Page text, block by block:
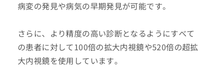
病変の発見や病気の早期発見が可能です。
さらに、より精度の高い診断となるようにすべて
の患者に対して100倍の拡大内視鏡や520倍の超拡
大内視鏡を使用しています。